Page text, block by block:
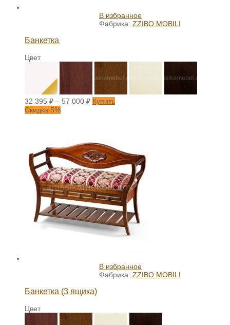
В избранное
Фабрика: ZZIBO MOBILI
Банкетка
Цвет
32 395 ₽ – 57 000 ₽ Купить
Скидка 5%
В избранное
Фабрика: ZZIBO MOBILI
Банкетка (3 ящика)
Цвет